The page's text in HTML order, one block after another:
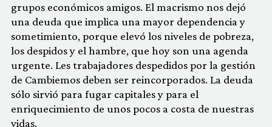
grupos económicos amigos. El macrismo nos dejó
una deuda que implica una mayor dependencia y
sometimiento, porque elevó los niveles de pobreza,
los despidos y el hambre, que hoy son una agenda
urgente. Les trabajadores despedidos por la gestión
de Cambiemos deben ser reincorporados. La deuda
sólo sirvió para fugar capitales y para el
enriquecimiento de unos pocos a costa de nuestras
vidas.